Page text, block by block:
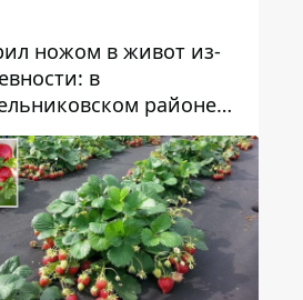
ножом в живот из-
в
районе
49-летнего
за убийство